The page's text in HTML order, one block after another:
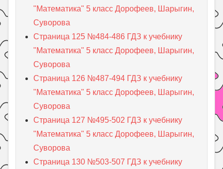
"Математика" 5 класс Дорофеев, Шарыгин,
Суворова
Страница 125 №484-486 ГДЗ к учебнику
"Математика" 5 класс Дорофеев, Шарыгин,
Суворова
Страница 126 №487-494 ГДЗ к учебнику
"Математика" 5 класс Дорофеев, Шарыгин,
Суворова
Страница 127 №495-502 ГДЗ к учебнику
"Математика" 5 класс Дорофеев, Шарыгин,
Суворова
Страница 130 №503-507 ГДЗ к учебнику